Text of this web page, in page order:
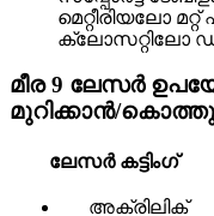
മെറ്റീരിയലോ
ക്ലോസറ്റിലോ
മീര 9 ലേസർ
മുറിക്കാൻ/
ലേസർ കട്ടിംഗ്
അക്രിലിക്